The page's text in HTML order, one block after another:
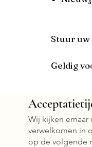
Stuur uw
Geldig
Wij kijken
verwelkomen in
op de volgende